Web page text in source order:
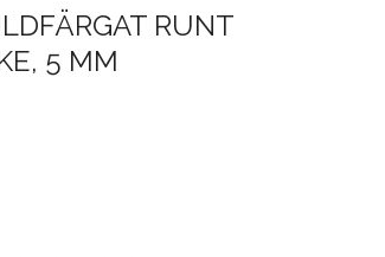
RUNT
5 MM